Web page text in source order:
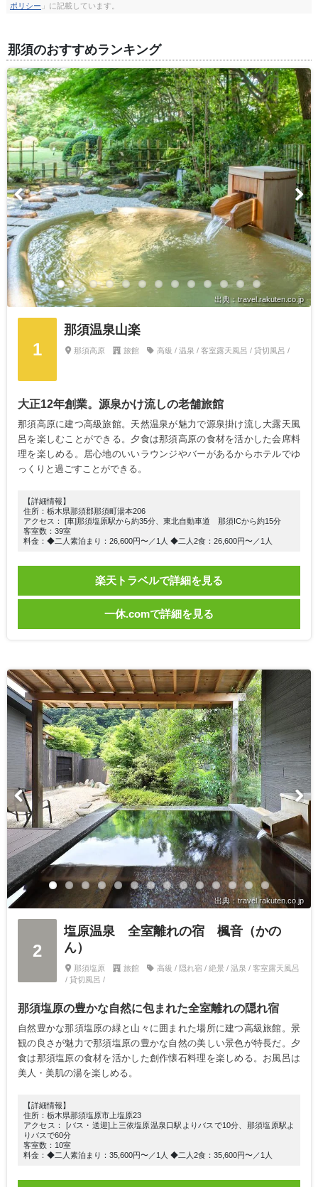
ポリシー 」に記載しています。
那須のおすすめランキング
出典：travel.rakuten.co.jp
1
那須温泉山楽
那須高原 旅館 高級 / 温泉 / 客室露天風呂 / 貸切風呂 /
大正12年創業。源泉かけ流しの老舗旅館
那須高原に建つ高級旅館。天然温泉が魅力で源泉掛け流し大露天風
呂を楽しむことができる。夕食は那須高原の食材を活かした会席料
理を楽しめる。居心地のいいラウンジやバーがあるからホテルでゆ
っくりと過ごすことができる。
【詳細情報】
住所：栃木県那須郡那須町湯本206
アクセス： [車]那須塩原駅から約35分、東北自動車道 那須ICから約15分
客室数：39室
料金：◆二人素泊まり：26,600円〜／1人 ◆二人2食：26,600円〜／1人
楽天トラベルで詳細を見る
一休.comで詳細を見る
出典：travel.rakuten.co.jp
2
塩原温泉 全室離れの宿 楓音（かの
ん）
那須塩原 旅館
高級 / 隠れ宿 / 絶景 / 温泉 / 客室露天風呂
/ 貸切風呂 /
那須塩原の豊かな自然に包まれた全室離れの隠れ宿
自然豊かな那須塩原の緑と山々に囲まれた場所に建つ高級旅館。景
観の良さが魅力で那須塩原の豊かな自然の美しい景色が特長だ。夕
食は那須塩原の食材を活かした創作懐石料理を楽しめる。お風呂は
美人・美肌の湯を楽しめる。
【詳細情報】
住所：栃木県那須塩原市上塩原23
アクセス： [バス・送迎]上三依塩原温泉口駅よりバスで10分、那須塩原駅よ
りバスで60分
客室数：10室
料金：◆二人素泊まり：35,600円〜／1人 ◆二人2食：35,600円〜／1人